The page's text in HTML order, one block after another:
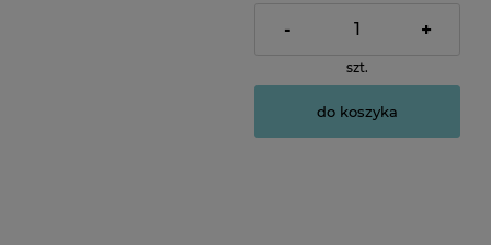
- +
szt.
do koszyka